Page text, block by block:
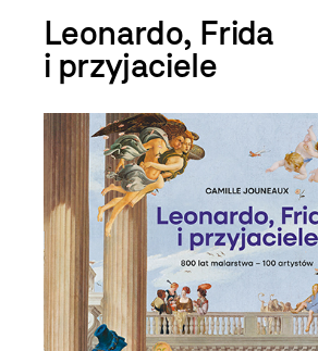
-
szablon
szczegóły
Leonardo, Frida
i przyjaciele